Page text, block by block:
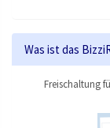
Was ist das
Freischaltung